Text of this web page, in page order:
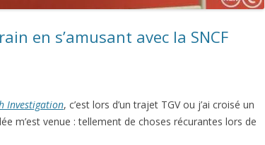
en s’amusant avec la SNCF
Investigation, c’est lors d’un trajet TGV ou j’ai croisé un
m’est venue : tellement de choses récurantes lors de